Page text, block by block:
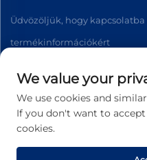
Üdvözöljük, hogy
termékinformációkért
We value your
We use cookies and
If you don't want to
cookies.